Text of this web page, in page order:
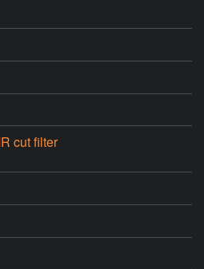
cut filter